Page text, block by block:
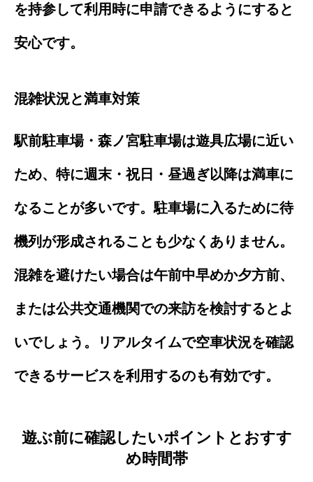
を持参して利用時に申請できるようにすると
安心です。
混雑状況と満車対策
駅前駐車場・森ノ宮駐車場は遊具広場に近い
ため、特に週末・祝日・昼過ぎ以降は満車に
なることが多いです。駐車場に入るために待
機列が形成されることも少なくありません。
混雑を避けたい場合は午前中早めか夕方前、
または公共交通機関での来訪を検討するとよ
いでしょう。リアルタイムで空車状況を確認
できるサービスを利用するのも有効です。
遊ぶ前に確認したいポイントとおすす
め時間帯